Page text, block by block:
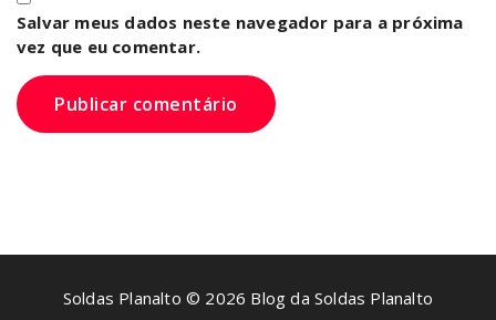
Salvar meus dados neste navegador para a próxima
vez que eu comentar.
Soldas Planalto © 2026 Blog da Soldas Planalto